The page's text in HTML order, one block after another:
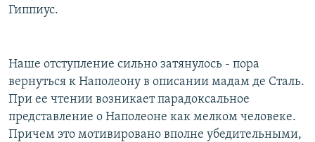
Гиппиус.
Наше отступление сильно затянулось - пора
вернуться к Наполеону в описании мадам де Сталь.
При ее чтении возникает парадоксальное
представление о Наполеоне как мелком человеке.
Причем это мотивировано вполне убедительными,